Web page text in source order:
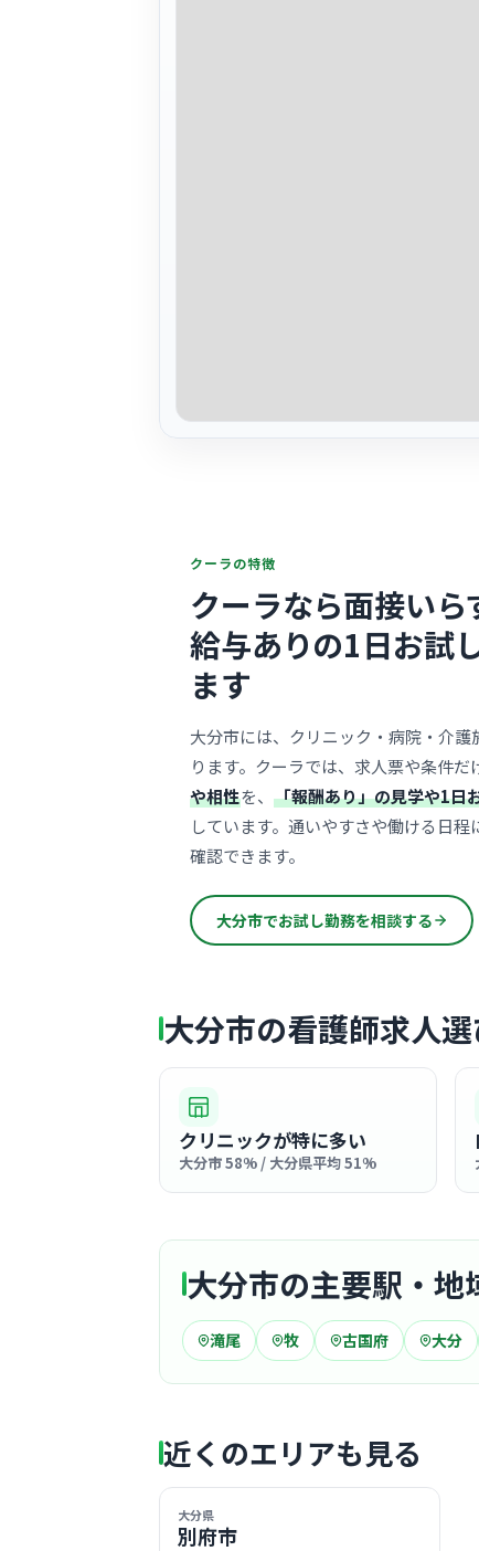
クーラの特徴
クーラなら面接いら
給与ありの1日お試
ます
大分市には、クリニック・病院・介
ります。クーラでは、求人票や条件だ
や相性を、 「報酬あり」の見学や1日
しています。通いやすさや働ける日
確認できます。
大分市でお試し勤務を相談する
大分市の看護師求人
クリニックが特に多い
大分市 58% / 大分県平均 51%
大分市の主要駅・地
滝尾 牧 古国府 大分
近くのエリアも見る
大分県
別府市